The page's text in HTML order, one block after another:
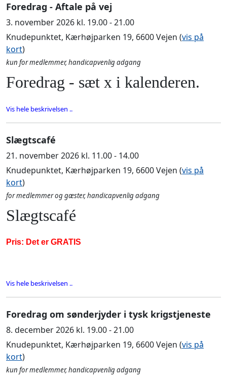
Foredrag - Aftale på vej
3. november 2026 kl. 19.00 - 21.00
Knudepunktet, Kærhøjparken 19, 6600 Vejen (vis på
kort)
kun for medlemmer, handicapvenlig adgang
Foredrag - sæt x i kalenderen.
Vis hele beskrivelsen ..
Slægtscafé
21. november 2026 kl. 11.00 - 14.00
Knudepunktet, Kærhøjparken 19, 6600 Vejen (vis på
kort)
for medlemmer og gæster, handicapvenlig adgang
Slægtscafé
Pris: Det er GRATIS
Vis hele beskrivelsen ..
Foredrag om sønderjyder i tysk krigstjeneste
8. december 2026 kl. 19.00 - 21.00
Knudepunktet, Kærhøjparken 19, 6600 Vejen (vis på
kort)
kun for medlemmer, handicapvenlig adgang